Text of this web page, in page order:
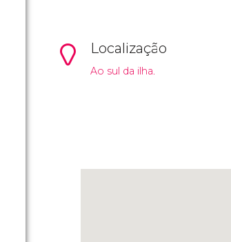
Localização
Ao sul da ilha.